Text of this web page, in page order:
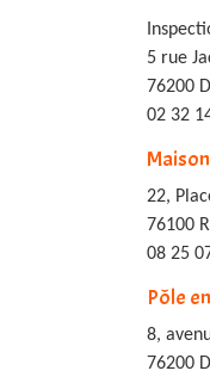
5 rue
76200
02 32
22,
76100
08 25
Pôle
8,
76200